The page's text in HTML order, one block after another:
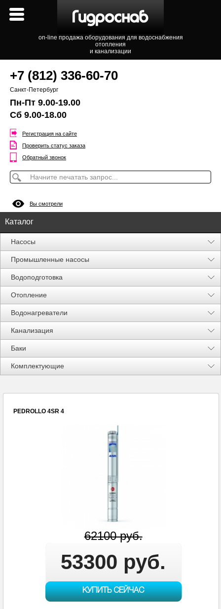
on-line продажа оборудования для водоснабжения
отопления
и канализации
+7 (812) 336-60-70
Санкт-Петербург
Пн-Пт 9.00-19.00
Сб 9.00-18.00
Регистрация на сайте
Проверить статус заказа
Обратный звонок
Вы смотрели
Каталог
Насосы
Промышленные насосы
Водоподготовка
Отопление
Водонагреватели
Канализация
Баки
Комплектующие
Акции %
PEDROLLO 4SR 4
62100 руб.
53300 руб.
КУПИТЬ СЕЙЧАС